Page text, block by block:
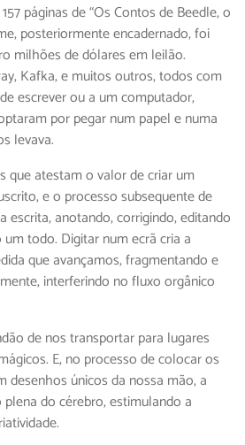
páginas de “Os Contos de Beedle, o
posteriormente encadernado, foi
milhões de dólares em leilão.
Kafka, e muitos outros, todos com
escrever ou a um computador,
por pegar num papel e numa
levava.
que atestam o valor de criar um
e o processo subsequente de
escrita, anotando, corrigindo, editando
todo. Digitar num ecrã cria a
que avançamos, fragmentando e
interferindo no fluxo orgânico
de nos transportar para lugares
E, no processo de colocar os
desenhos únicos da nossa mão, a
do cérebro, estimulando a